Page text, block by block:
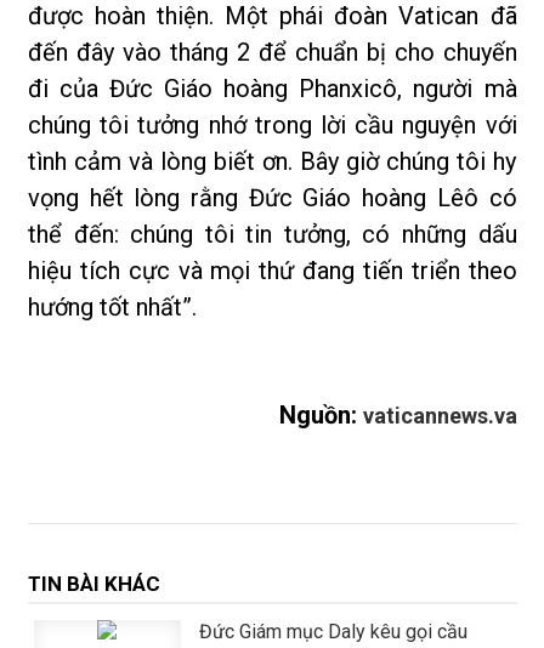
được hoàn thiện. Một phái đoàn Vatican đã
đến đây vào tháng 2 để chuẩn bị cho chuyến
đi của Đức Giáo hoàng Phanxicô, người mà
chúng tôi tưởng nhớ trong lời cầu nguyện với
tình cảm và lòng biết ơn. Bây giờ chúng tôi hy
vọng hết lòng rằng Đức Giáo hoàng Lêô có
thể đến: chúng tôi tin tưởng, có những dấu
hiệu tích cực và mọi thứ đang tiến triển theo
hướng tốt nhất”.
Nguồn: vaticannews.va
TIN BÀI KHÁC
Đức Giám mục Daly kêu gọi cầu